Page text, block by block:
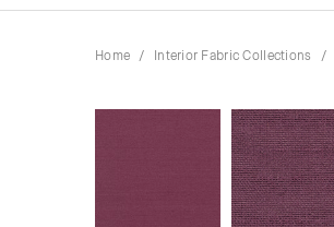
Home Interior Fabric Collections